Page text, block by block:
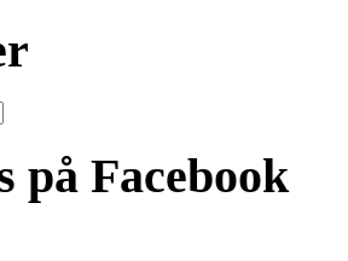
på Facebook